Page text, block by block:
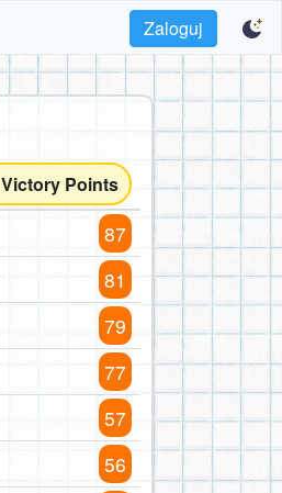
Zaloguj
Victory Points
87
81
79
77
57
56